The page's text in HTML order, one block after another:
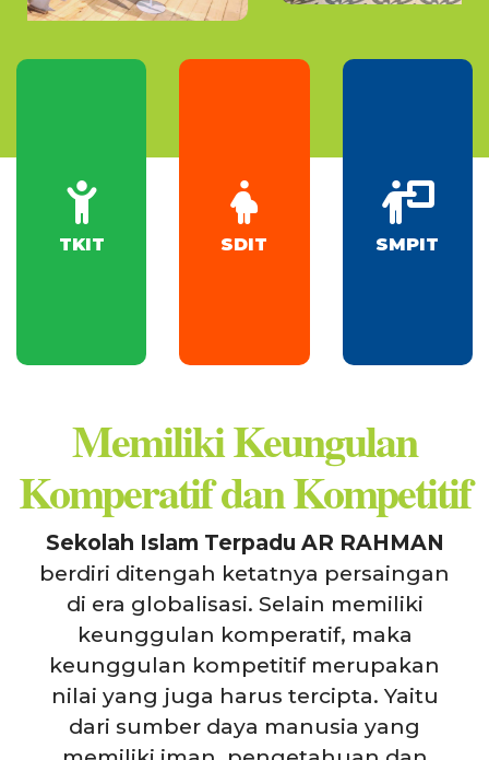
TKIT
+
SDIT
+
SMPIT
+
Memiliki Keungulan
Komperatif dan Kompetitif
Sekolah Islam Terpadu AR RAHMAN
berdiri ditengah ketatnya persaingan
di era globalisasi. Selain memiliki
keunggulan komperatif, maka
keunggulan kompetitif merupakan
nilai yang juga harus tercipta. Yaitu
dari sumber daya manusia yang